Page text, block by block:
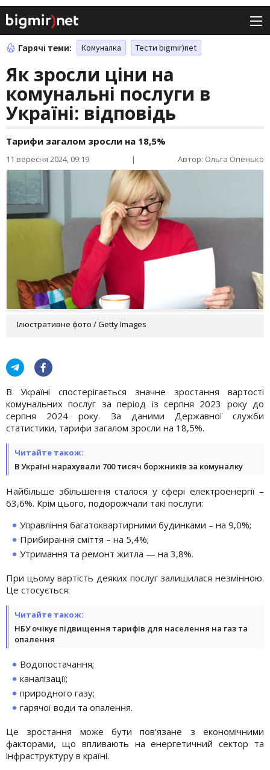
Гарячі теми: Комуналка Тести bigmir)net
Як зросли ціни на
комунальні послуги в
Україні: відповідь
Тарифи загалом зросли на 18,5%
11 вересня 2024, 09:19 | Автор: Ольга Опенько
Ілюстративне фото / Getty Images
В Україні спостерігається значне зростання вартості
комунальних послуг за період із серпня 2023 року до
серпня 2024 року. За даними Державної служби
статистики, тарифи загалом зросли на 18,5%.
Читайте також:
В Україні нарахували 700 тисяч боржників за комуналку
Найбільше збільшення сталося у сфері електроенергії –
63,6%. Крім цього, подорожчали такі послуги:
Управління багатоквартирними будинками – на 9,0%;
Прибирання сміття – на 5,4%;
Утримання та ремонт житла — на 3,8%.
При цьому вартість деяких послуг залишилася незмінною.
Це стосується:
Читайте також:
НБУ очікує підвищення тарифів для населення на газ та
опалення
Водопостачання;
каналізації;
природного газу;
гарячої води та опалення.
Це зростання може бути пов'язане з економічними
факторами, що впливають на енергетичний сектор та
інфраструктуру в країні.